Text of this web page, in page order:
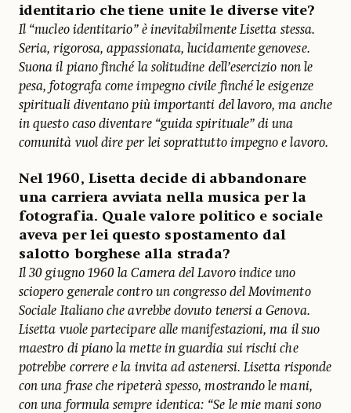
identitario che tiene unite le diverse vite?
Il “nucleo identitario” è inevitabilmente Lisetta stessa.
Seria, rigorosa, appassionata, lucidamente genovese.
Suona il piano finché la solitudine dell’esercizio non le
pesa, fotografa come impegno civile finché le esigenze
spirituali diventano più importanti del lavoro, ma anche
in questo caso diventare “guida spirituale” di una
comunità vuol dire per lei soprattutto impegno e lavoro.
Nel 1960, Lisetta decide di abbandonare
una carriera avviata nella musica per la
fotografia. Quale valore politico e sociale
aveva per lei questo spostamento dal
salotto borghese alla strada?
Il 30 giugno 1960 la Camera del Lavoro indice uno
sciopero generale contro un congresso del Movimento
Sociale Italiano che avrebbe dovuto tenersi a Genova.
Lisetta vuole partecipare alle manifestazioni, ma il suo
maestro di piano la mette in guardia sui rischi che
potrebbe correre e la invita ad astenersi. Lisetta risponde
con una frase che ripeterà spesso, mostrando le mani,
con una formula sempre identica: “Se le mie mani sono